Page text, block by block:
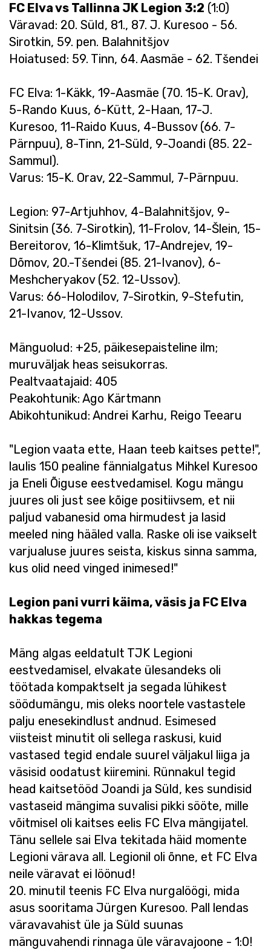
FC Elva vs Tallinna JK Legion 3:2 (1:0)
Väravad: 20. Süld, 81., 87. J. Kuresoo - 56.
Sirotkin, 59. pen. Balahnitšjov
Hoiatused: 59. Tinn, 64. Aasmäe - 62. Tšendei
FC Elva: 1-Käkk, 19-Aasmäe (70. 15-K. Orav),
5-Rando Kuus, 6-Kütt, 2-Haan, 17-J.
Kuresoo, 11-Raido Kuus, 4-Bussov (66. 7-
Pärnpuu), 8-Tinn, 21-Süld, 9-Joandi (85. 22-
Sammul).
Varus: 15-K. Orav, 22-Sammul, 7-Pärnpuu.
Legion: 97-Artjuhhov, 4-Balahnitšjov, 9-
Sinitsin (36. 7-Sirotkin), 11-Frolov, 14-Šlein, 15-
Bereitorov, 16-Klimtšuk, 17-Andrejev, 19-
Dõmov, 20.-Tšendei (85. 21-Ivanov), 6-
Meshcheryakov (52. 12-Ussov).
Varus: 66-Holodilov, 7-Sirotkin, 9-Stefutin,
21-Ivanov, 12-Ussov.
Mänguolud: +25, päikesepaisteline ilm;
muruväljak heas seisukorras.
Pealtvaatajaid: 405
Peakohtunik: Ago Kärtmann
Abikohtunikud: Andrei Karhu, Reigo Teearu
"Legion vaata ette, Haan teeb kaitses pette!",
laulis 150 pealine fännialgatus Mihkel Kuresoo
ja Eneli Õiguse eestvedamisel. Kogu mängu
juures oli just see kõige positiivsem, et nii
paljud vabanesid oma hirmudest ja lasid
meeled ning hääled valla. Raske oli ise vaikselt
varjualuse juures seista, kiskus sinna samma,
kus olid need vinged inimesed!"
Legion pani vurri käima, väsis ja FC Elva
hakkas tegema
Mäng algas eeldatult TJK Legioni
eestvedamisel, elvakate ülesandeks oli
töötada kompaktselt ja segada lühikest
söödumängu, mis oleks noortele vastastele
palju enesekindlust andnud. Esimesed
viisteist minutit oli sellega raskusi, kuid
vastased tegid endale suurel väljakul liiga ja
väsisid oodatust kiiremini. Rünnakul tegid
head kaitsetööd Joandi ja Süld, kes sundisid
vastaseid mängima suvalisi pikki sööte, mille
võitmisel oli kaitses eelis FC Elva mängijatel.
Tänu sellele sai Elva tekitada häid momente
Legioni värava all. Legionil oli õnne, et FC Elva
neile väravat ei löönud!
20. minutil teenis FC Elva nurgalöögi, mida
asus sooritama Jürgen Kuresoo. Pall lendas
väravavahist üle ja Süld suunas
mänguvahendi rinnaga üle väravajoone - 1:0!